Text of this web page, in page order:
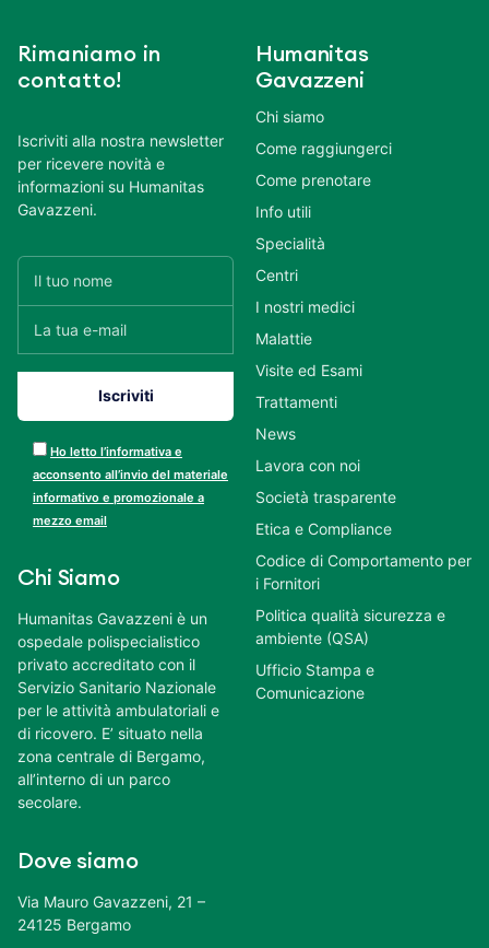
Rimaniamo in
contatto!
Iscriviti alla nostra newsletter
per ricevere novità e
informazioni su Humanitas
Gavazzeni.
Ho letto l’informativa e
acconsento all’invio del materiale
informativo e promozionale a
mezzo email
Chi Siamo
Humanitas Gavazzeni è un
ospedale polispecialistico
privato accreditato con il
Servizio Sanitario Nazionale
per le attività ambulatoriali e
di ricovero. E’ situato nella
zona centrale di Bergamo,
all’interno di un parco
secolare.
Dove siamo
Via Mauro Gavazzeni, 21 –
24125 Bergamo
Humanitas
Gavazzeni
Chi siamo
Come raggiungerci
Come prenotare
Info utili
Specialità
Centri
I nostri medici
Malattie
Visite ed Esami
Trattamenti
News
Lavora con noi
Società trasparente
Etica e Compliance
Codice di Comportamento per
i Fornitori
Politica qualità sicurezza e
ambiente (QSA)
Ufficio Stampa e
Comunicazione